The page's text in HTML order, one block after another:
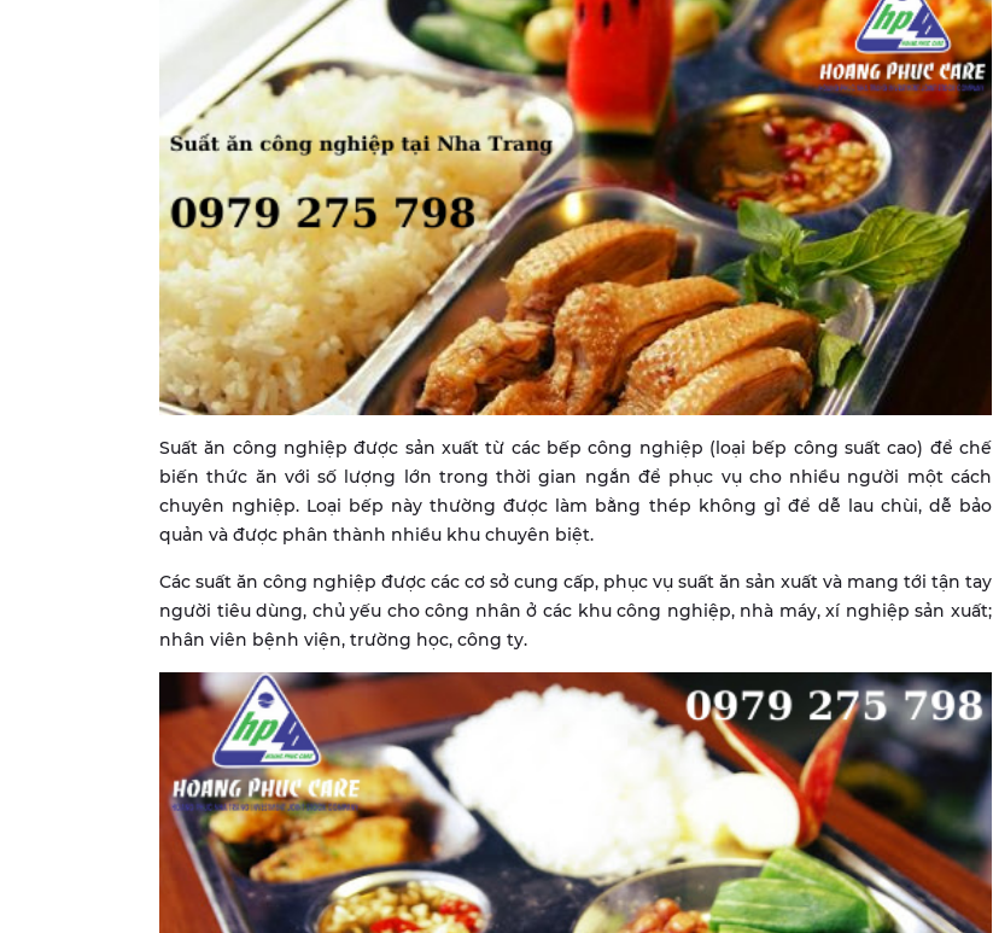
Suất ăn công nghiệp được sản xuất từ các bếp công nghiệp (loại bếp công suất cao) để chế
biến thức ăn với số lượng lớn trong thời gian ngắn để phục vụ cho nhiều người một cách
chuyên nghiệp. Loại bếp này thường được làm bằng thép không gỉ để dễ lau chùi, dễ bảo
quản và được phân thành nhiều khu chuyên biệt.
Các suất ăn công nghiệp được các cơ sở cung cấp, phục vụ suất ăn sản xuất và mang tới tận tay
người tiêu dùng, chủ yếu cho công nhân ở các khu công nghiệp, nhà máy, xí nghiệp sản xuất;
nhân viên bệnh viện, trường học, công ty.